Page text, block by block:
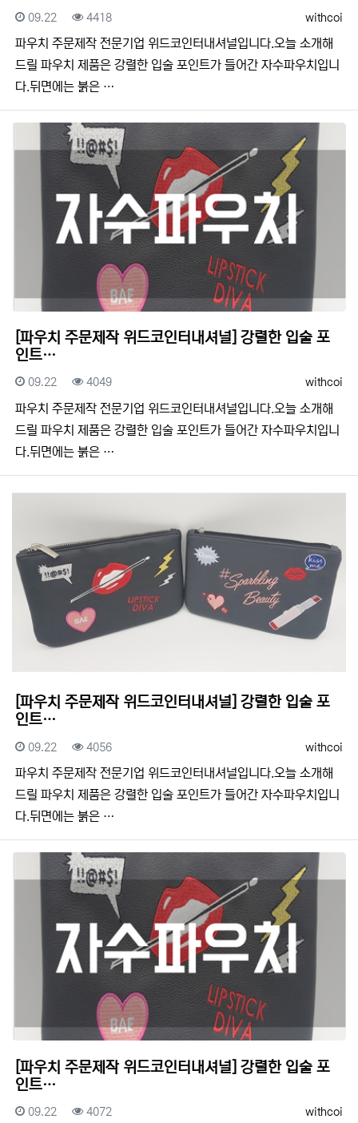
등록자
withcoi
등록일
09.22 조회
4418
​​파우치 주문제작 전문기업 위드코인터내셔널입니다.​​오늘 소개해
드릴 파우치 제품은 강렬한 입술 포인트가 들어간 자수파우치입니
다.뒤면에는 붉은 …
[파우치 주문제작 위드코인터내셔널] 강렬한 입술 포
인트…
등록자
withcoi
등록일
09.22 조회
4049
​​파우치 주문제작 전문기업 위드코인터내셔널입니다.​​오늘 소개해
드릴 파우치 제품은 강렬한 입술 포인트가 들어간 자수파우치입니
다.뒤면에는 붉은 …
[파우치 주문제작 위드코인터내셔널] 강렬한 입술 포
인트…
등록자
withcoi
등록일
09.22 조회
4056
​​파우치 주문제작 전문기업 위드코인터내셔널입니다.​​오늘 소개해
드릴 파우치 제품은 강렬한 입술 포인트가 들어간 자수파우치입니
다.뒤면에는 붉은 …
[파우치 주문제작 위드코인터내셔널] 강렬한 입술 포
인트…
등록자
withcoi
등록일
09.22 조회
4072